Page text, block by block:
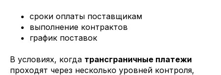
сроки оплаты поставщикам
выполнение контрактов
график поставок
В условиях, когда трансграничные платежи
проходят через несколько уровней контроля,